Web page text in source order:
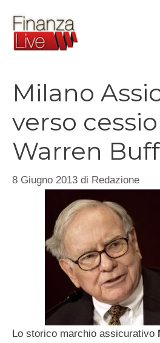
contenuto
Milano
verso
Warren
8 Giugno 2013 di Redazione
Lo storico marchio assicurativo